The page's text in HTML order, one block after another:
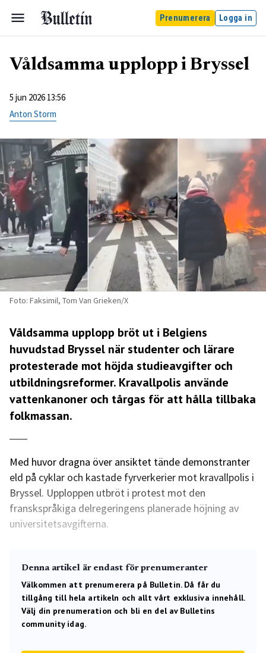
Prenumerera Logga in
Våldsamma upplopp i Bryssel
5 jun 2026 13:56
Anton Storm
Foto: Faksimil, Tom Van Grieken/X
Våldsamma upplopp bröt ut i Belgiens
huvudstad Bryssel när studenter och lärare
protesterade mot höjda studieavgifter och
utbildningsreformer. Kravallpolis använde
vattenkanoner och tårgas för att hålla tillbaka
folkmassan.
Med huvor dragna över ansiktet tände demonstranter
eld på cyklar och kastade fyrverkerier mot kravallpolis i
Bryssel. Upploppen utbröt i protest mot den
franskspråkiga delregeringens planerade höjning av
universitetsavgifterna.
Denna artikel är endast för prenumeranter
Välkommen att prenumerera på Bulletin. Då får du
tillgång till hela artikeln och allt vårt exklusiva innehåll.
Välj din prenumeration och bli en del av Bulletins
community idag.